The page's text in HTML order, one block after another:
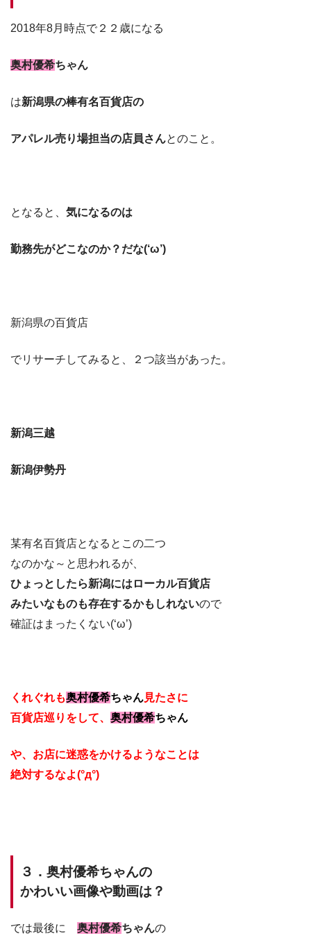
2018年8月時点で２２歳になる
奥村優希ちゃん
は新潟県の棒有名百貨店の
アパレル売り場担当の店員さんとのこと。
となると、 気になるのは
勤務先がどこなのか？だな(‘ω’)
新潟県の百貨店
でリサーチしてみると、２つ該当があった。
新潟三越
新潟伊勢丹
某有名百貨店となるとこの二つ
なのかな～と思われるが、
ひょっとしたら新潟にはローカル百貨店
みたいなものも存在するかもしれないので
確証はまったくない(‘ω’)
くれぐれも奥村優希ちゃん見たさに
百貨店巡りをして、 奥村優希ちゃん
や、お店に迷惑をかけるようなことは
絶対するなよ(°д°)
３．奥村優希ちゃんの
かわいい画像や動画は？
では最後に 奥村優希ちゃんの